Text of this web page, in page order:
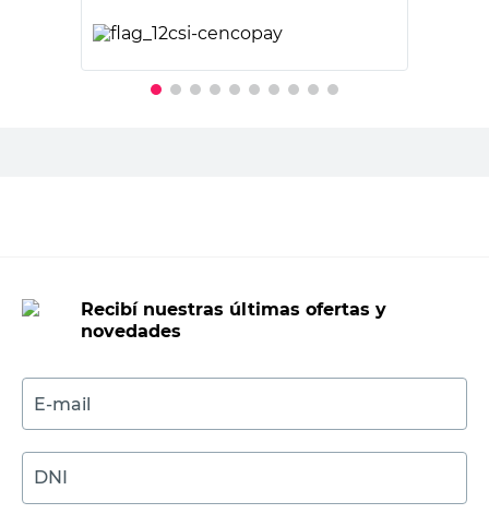
Recibí nuestras últimas ofertas y
novedades
E-mail
DNI